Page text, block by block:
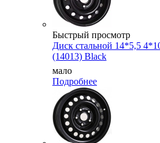
Быстрый просмотр
Диск стальной 14*5,5
(14013) Black
мало
Подробнее